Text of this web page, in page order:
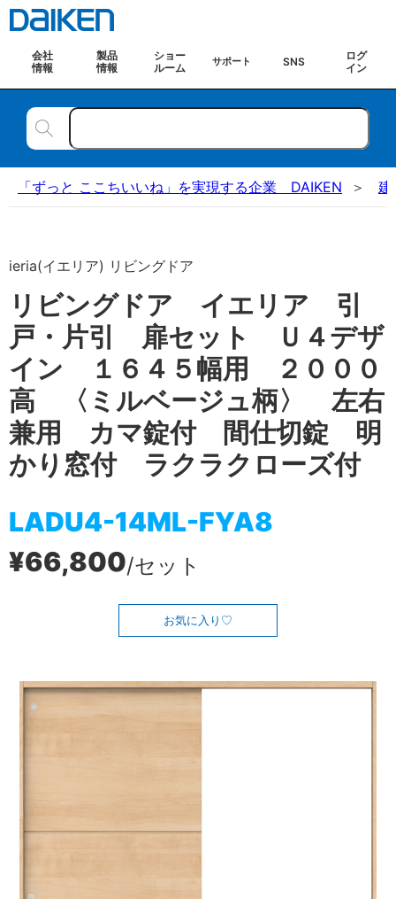
会社
情報
製品
情報
ショー
ルーム
サポート SNS
ログ
イン
「ずっと ここちいいね」を実現する企業 DAIKEN 建
ieria(イエリア) リビングドア
リビングドア イエリア 引
戸・片引 扉セット Ｕ４デザ
イン １６４５幅用 ２０００
高 〈ミルベージュ柄〉 左右
兼用 カマ錠付 間仕切錠 明
かり窓付 ラクラクローズ付
LADU4-14ML-FYA8
¥66,800/セット
お気に入り